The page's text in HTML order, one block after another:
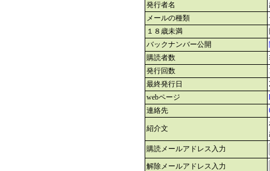
発行者名
メールの種類
１８歳未満
バックナンバー公開
購読者数
発行回数
最終発行日
webページ
連絡先
紹介文
購読メールアドレス入力
解除メールアドレス入力